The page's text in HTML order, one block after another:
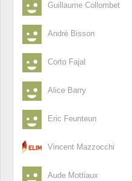
Guillaume Collombet
André Bisson
Corto Fajal
Alice Barry
Eric Feunteun
Vincent Mazzocchi
Aude Mottiaux